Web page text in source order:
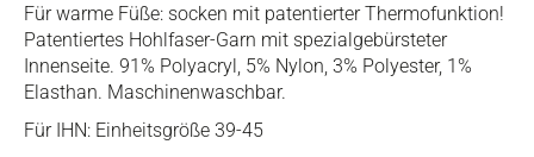
Für warme Füße: socken mit patentierter Thermofunktion!
Patentiertes Hohlfaser-Garn mit spezialgebürsteter
Innenseite. 91% Polyacryl, 5% Nylon, 3% Polyester, 1%
Elasthan. Maschinenwaschbar.
Für IHN: Einheitsgröße 39-45